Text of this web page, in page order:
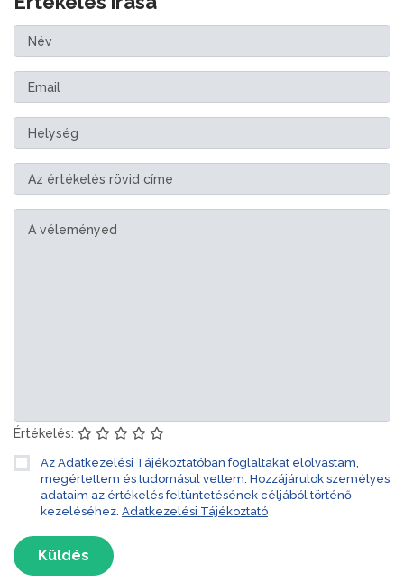
Értékelés:
Az Adatkezelési Tájékoztatóban foglaltakat elolvastam,
megértettem és tudomásul vettem. Hozzájárulok személyes
adataim az értékelés feltüntetésének céljából történő
kezeléséhez. Adatkezelési Tájékoztató
Küldés